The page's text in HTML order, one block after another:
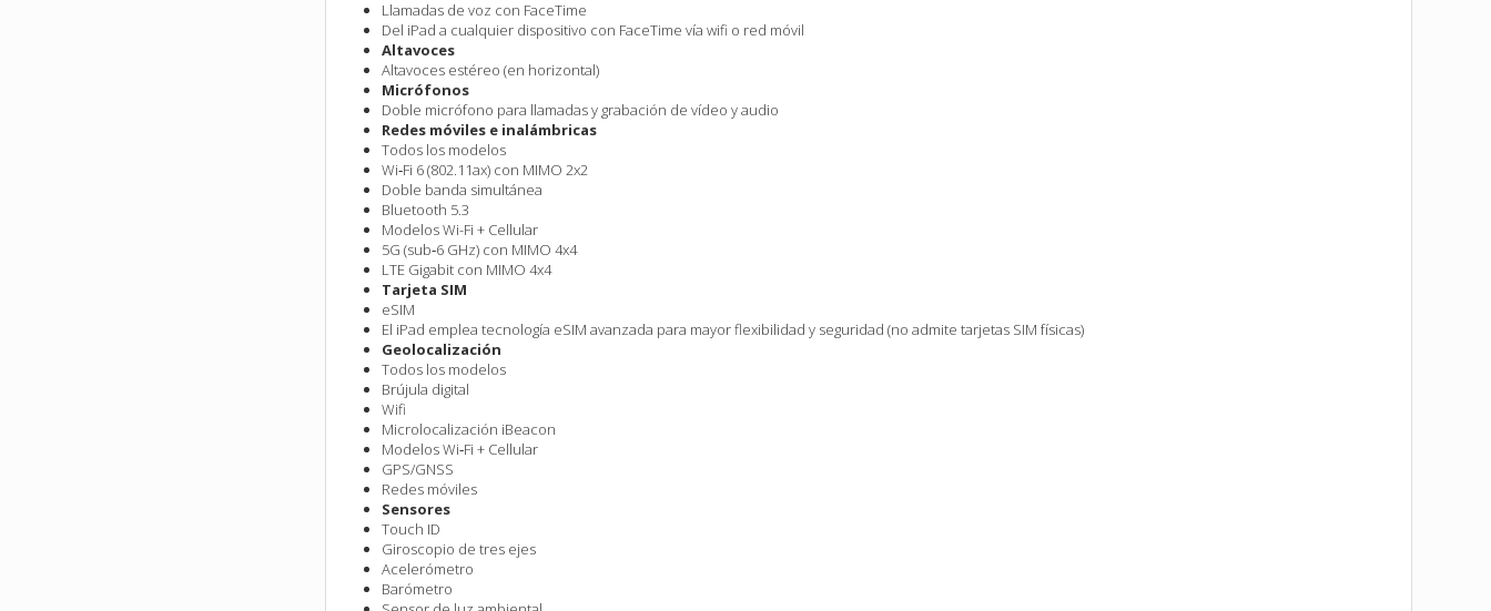
Llamadas de voz con FaceTime
Del iPad a cualquier dispositivo con FaceTime vía wifi o red móvil
Altavoces
Altavoces estéreo (en horizontal)
Micrófonos
Doble micrófono para llamadas y grabación de vídeo y audio
Redes móviles e inalámbricas
Todos los modelos
Wi‑Fi 6 (802.11ax) con MIMO 2x2
Doble banda simultánea
Bluetooth 5.3
Modelos Wi-Fi + Cellular
5G (sub‑6 GHz) con MIMO 4x4
LTE Gigabit con MIMO 4x4
Tarjeta SIM
eSIM
El iPad emplea tecnología eSIM avanzada para mayor flexibilidad y seguridad (no admite tarjetas SIM físicas)
Geolocalización
Todos los modelos
Brújula digital
Wifi
Microlocalización iBeacon
Modelos Wi‑Fi + Cellular
GPS/GNSS
Redes móviles
Sensores
Touch ID
Giroscopio de tres ejes
Acelerómetro
Barómetro